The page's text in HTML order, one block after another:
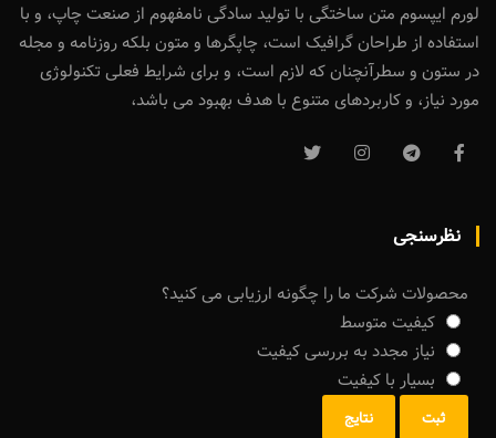
لورم ایپسوم متن ساختگی با تولید سادگی نامفهوم از صنعت چاپ، و با
استفاده از طراحان گرافیک است، چاپگرها و متون بلکه روزنامه و مجله
در ستون و سطرآنچنان که لازم است، و برای شرایط فعلی تکنولوژی
مورد نیاز، و کاربردهای متنوع با هدف بهبود می باشد،
نظرسنجی
محصولات شرکت ما را چگونه ارزیابی می کنید؟
کیفیت متوسط
نیاز مجدد به بررسی کیفیت
بسیار با کیفیت
ثبت